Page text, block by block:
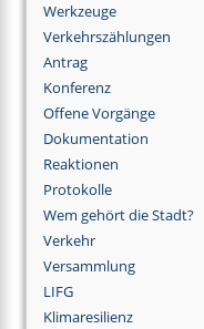
Werkzeuge
Verkehrszählungen
Antrag
Konferenz
Offene Vorgänge
Dokumentation
Reaktionen
Protokolle
Wem gehört die Stadt?
Verkehr
Versammlung
LIFG
Klimaresilienz